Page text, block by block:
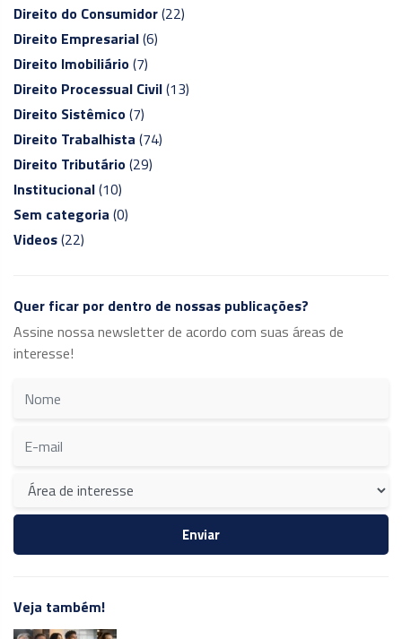
Direito do Consumidor(22)
Direito Empresarial(6)
Direito Imobiliário(7)
Direito Processual Civil(13)
Direito Sistêmico(7)
Direito Trabalhista (74)
Direito Tributário(29)
Institucional(10)
Sem categoria (0)
Videos(22)
Quer ficar por dentro de nossas publicações?
Assine nossa newsletter de acordo com suas áreas de
interesse!
Veja também!